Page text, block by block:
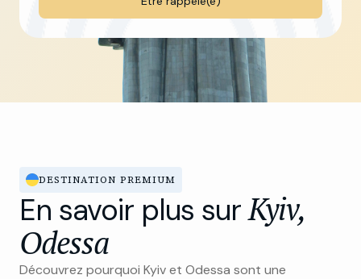
DESTINATION PREMIUM
En savoir plus surKyiv,
Odessa
Découvrez pourquoi Kyiv et Odessa sont une